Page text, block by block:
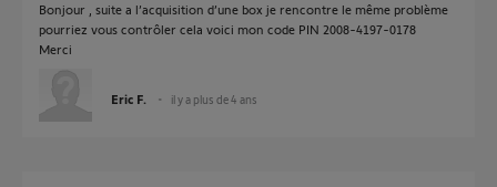
Bonjour , suite a l’acquisition d’une box je rencontre le même problème
pourriez vous contrôler cela voici mon code PIN 2008-4197-0178
Merci
Eric F. il y a plus de 4 ans